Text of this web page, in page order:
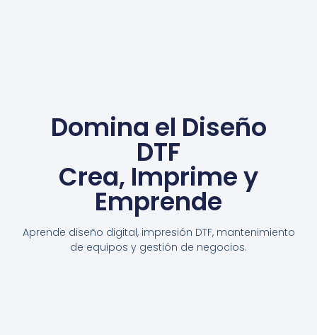
Domina el Diseño
DTF
Crea, Imprime y
Emprende
Aprende diseño digital, impresión DTF, mantenimiento
de equipos y gestión de negocios.